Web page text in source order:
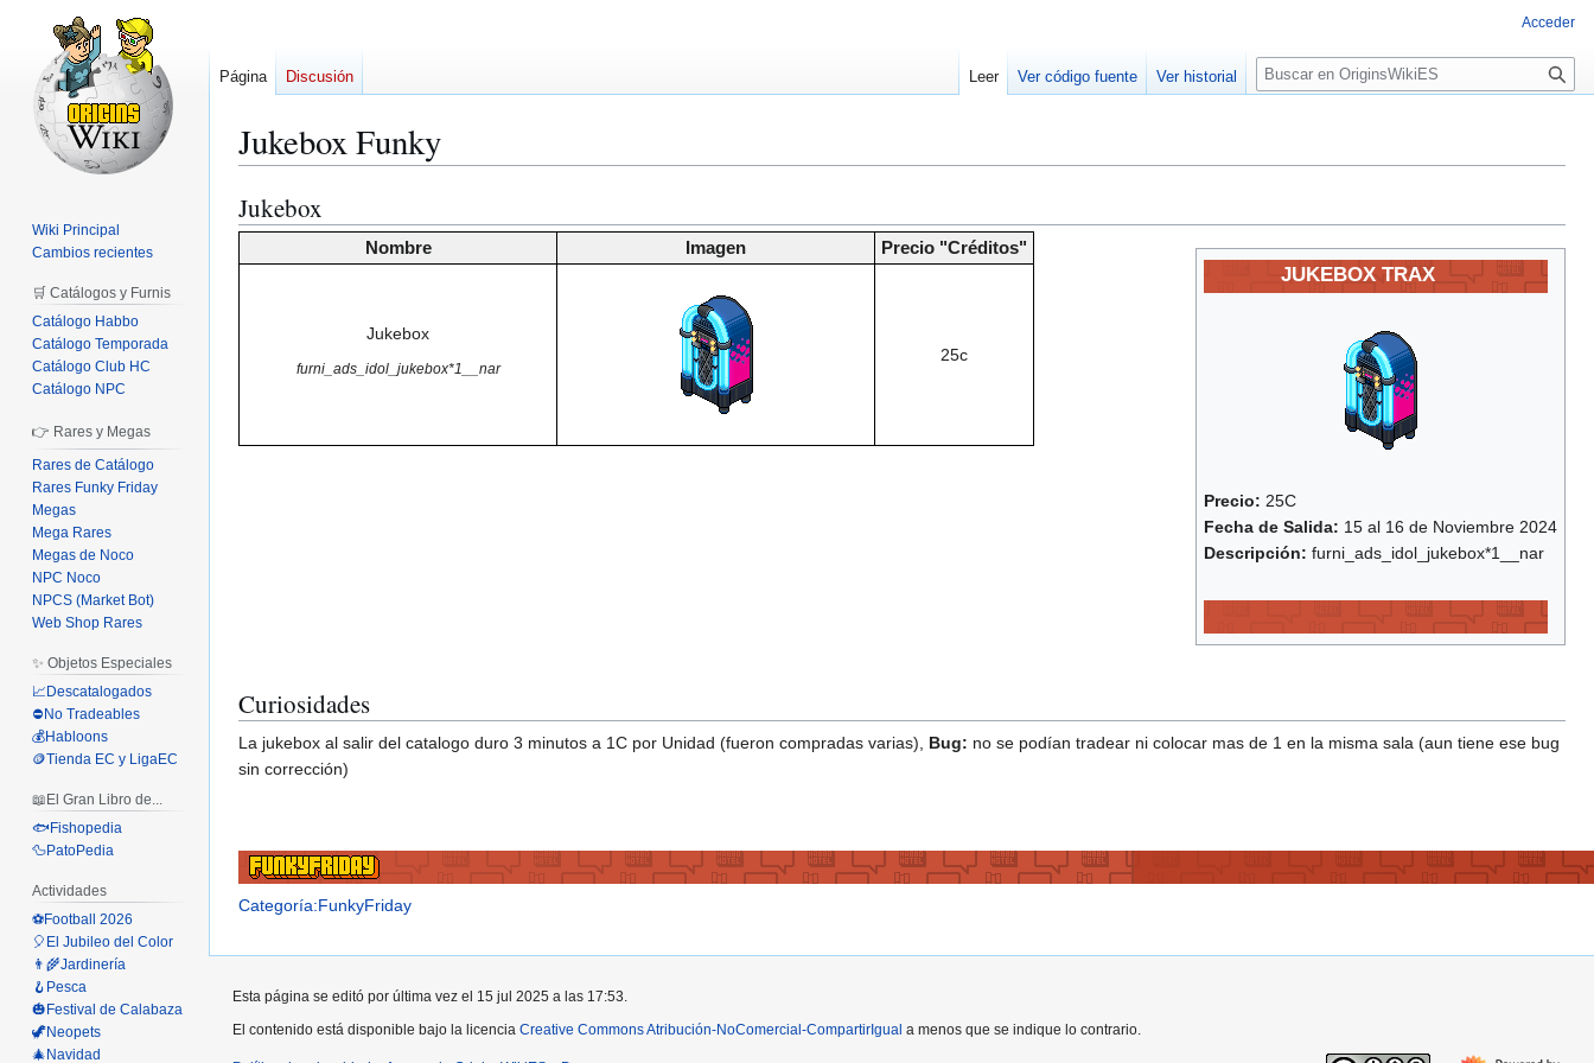
Jukebox Funky
Ir
a
Ir
a
Jukebox
Nombre Imagen Precio "Créditos"
Jukebox
furni_ads_idol_jukebox*1__nar
25c
JUKEBOX TRAX
Precio: 25C
Fecha de Salida: 15 al 16 de Noviembre 2024
Descripción: furni_ads_idol_jukebox*1__nar
Curiosidades
La jukebox al salir del catalogo duro 3 minutos a 1C por Unidad (fueron compradas varias), Bug: no se podían tradear ni colocar mas de 1 en la misma sala (aun tiene ese bug
sin corrección)
Categoría:FunkyFriday
Acceder
Página Discusión Leer Ver código fuente Ver historial
B
u
a
Wiki Principal
Cambios recientes
🛒 Catálogos y Furnis
Catálogo Habbo
Catálogo Temporada
Catálogo Club HC
Catálogo NPC
👉 Rares y Megas
Rares de Catálogo
Rares Funky Friday
Megas
Mega Rares
Megas de Noco
NPC Noco
NPCS (Market Bot)
Web Shop Rares
✨ Objetos Especiales
📈Descatalogados
⛔No Tradeables
💰Habloons
🪙Tienda EC y LigaEC
📖El Gran Libro de...
🐟Fishopedia
🦆PatoPedia
Actividades
⚽Football 2026
🎈El Jubileo del Color
👨‍🌾Jardinería
🪝Pesca
🎃Festival de Calabaza
🦖Neopets
🎄Navidad
Esta página se editó por última vez el 15 jul 2025 a las 17:53.
El contenido está disponible bajo la licencia Creative Commons Atribución-NoComercial-CompartirIgual a menos que se indique lo contrario.